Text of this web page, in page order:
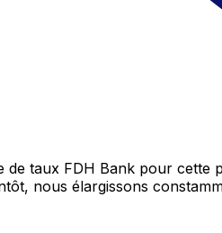
de taux FDH Bank pour
nous élargissons